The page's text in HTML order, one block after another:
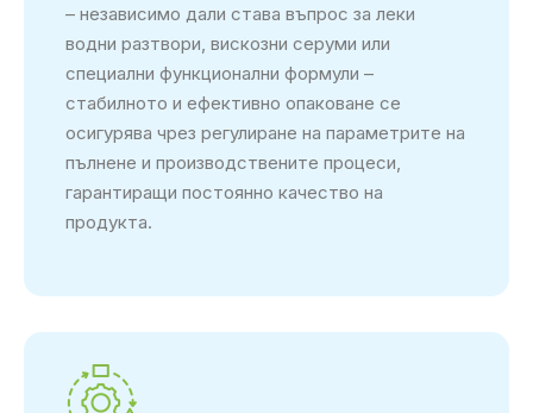
– независимо дали става въпрос за леки
водни разтвори, вискозни серуми или
специални функционални формули –
стабилното и ефективно опаковане се
осигурява чрез регулиране на параметрите на
пълнене и производствените процеси,
гарантиращи постоянно качество на
продукта.